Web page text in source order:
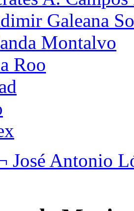
Galeana
Montalvo
Roo
José Antonio